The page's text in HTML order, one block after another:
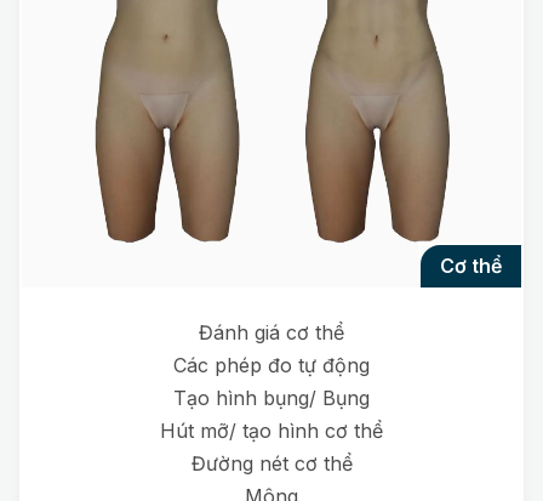
cơ thể
Đánh giá cơ thể
Các phép đo tự động
Tạo hình bụng/ Bụng
Hút mỡ/ tạo hình cơ thể
Đường nét cơ thể
Mông